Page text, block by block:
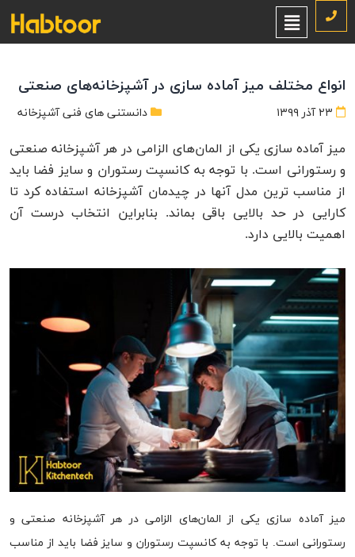
انواع مختلف میز آماده سازی در آشپزخانه‌های صنعتی
۲۳ آذر ۱۳۹۹ دانستنی های فنی آشپزخانه
میز آماده سازی یکی از المان‌های الزامی در هر آشپزخانه صنعتی
و رستورانی است. با توجه به کانسپت رستوران و سایز فضا باید
از مناسب ترین مدل آنها در چیدمان آشپزخانه استفاده کرد تا
کارایی در حد بالایی باقی بماند. بنابراین انتخاب درست آن
اهمیت بالایی دارد.
میز آماده سازی یکی از المان‌های الزامی در هر آشپزخانه صنعتی و
رستورانی است. با توجه به کانسپت رستوران و سایز فضا باید از مناسب